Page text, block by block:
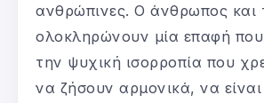
ανθρώπινες. Ο άνθρωπος και
ολοκληρώνουν μία επαφή που
την ψυχική ισορροπία που
να ζήσουν αρμονικά, να